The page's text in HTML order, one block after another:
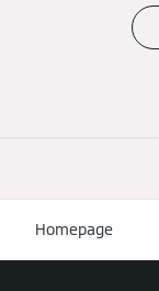
Homepage